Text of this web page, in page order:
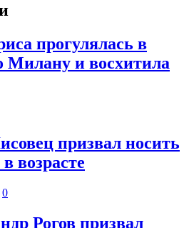
прогулялась в
Милану и восхитила
призвал носить
возрасте
0
Рогов призвал